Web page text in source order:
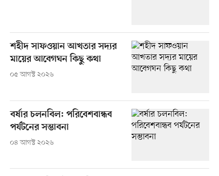
শহীদ সাফওয়ান আখতার সদ্যর
মায়ের আবেগঘন কিছু কথা
০৫ আগস্ট ২০২৬
বর্ষার চলনবিল: পরিবেশবান্ধব
পর্যটনের সম্ভাবনা
০৪ আগস্ট ২০২৬